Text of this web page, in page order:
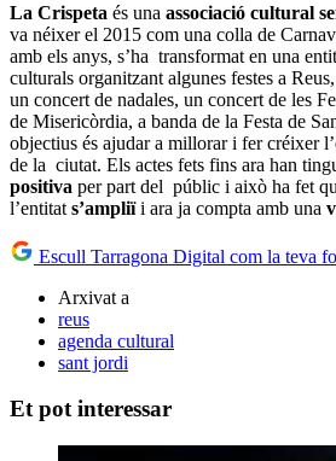
La Crispeta és una associació cultural
va néixer el 2015 com una colla de
amb els anys, s’ha transformat en una
culturals organitzant algunes festes a
un concert de nadales, un concert de les
de Misericòrdia, a banda de la Festa de
objectius és ajudar a millorar i fer créixer l’
de la ciutat. Els actes fets fins ara han
positiva per part del públic i això ha fet
l’entitat s’ampliïi ara ja compta amb una
Escull Tarragona Digital com la teva
Arxivat a
reus
agenda cultural
sant jordi
Et pot interessar